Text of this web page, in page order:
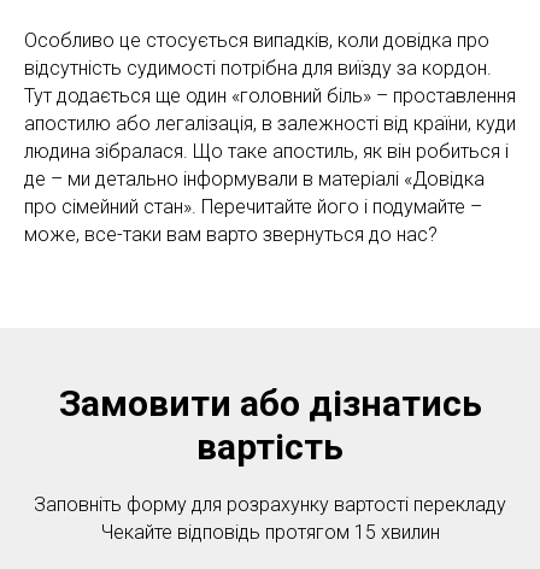
Особливо це стосується випадків, коли довідка про
відсутність судимості потрібна для виїзду за кордон.
Тут додається ще один «головний біль» – проставлення
апостилю або легалізація, в залежності від країни, куди
людина зібралася. Що таке апостиль, як він робиться і
де – ми детально інформували в матеріалі «Довідка
про сімейний стан». Перечитайте його і подумайте –
може, все-таки вам варто звернуться до нас?
Замовити або дізнатись
вартість
Заповніть форму для розрахунку вартості перекладу
Чекайте відповідь протягом 15 хвилин